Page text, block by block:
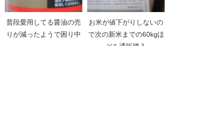
普段愛用してる醤油の売
りが減ったようで困り中
お米が値下がりしないの
で次の新米までの60kgほ
どを通販購入